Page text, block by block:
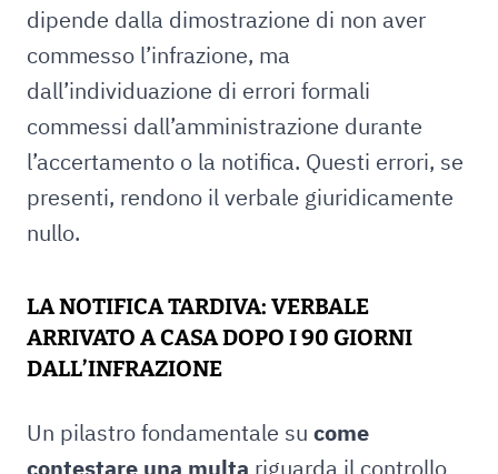
dipende dalla dimostrazione di non aver
commesso l’infrazione, ma
dall’individuazione di errori formali
commessi dall’amministrazione durante
l’accertamento o la notifica. Questi errori, se
presenti, rendono il verbale giuridicamente
nullo.
LA NOTIFICA TARDIVA: VERBALE
ARRIVATO A CASA DOPO I 90 GIORNI
DALL’INFRAZIONE
Un pilastro fondamentale su come
contestare una multa riguarda il controllo